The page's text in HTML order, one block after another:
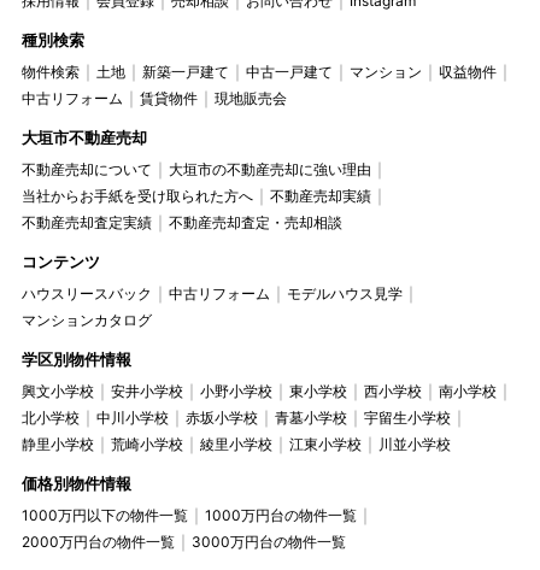
種別検索
物件検索 土地 新築一戸建て 中古一戸建て マンション
収益物件
中古リフォーム
賃貸物件 現地販売会
大垣市不動産売却
不動産売却について
大垣市の不動産売却に強い理由
当社からお手紙を受け取られた方へ
不動産売却実績
不動産売却査定実績
不動産売却査定・売却相談
コンテンツ
ハウスリースバック 中古リフォーム
モデルハウス見学
マンションカタログ
学区別物件情報
興文小学校 安井小学校 小野小学校 東小学校 西小学校
南小学校
北小学校
中川小学校 赤坂小学校 青墓小学校
宇留生小学校
静里小学校
荒崎小学校 綾里小学校 江東小学校 川並小学校
価格別物件情報
1000万円以下の物件一覧
1000万円台の物件一覧
2000万円台の物件一覧
3000万円台の物件一覧